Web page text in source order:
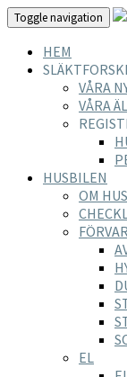
Toggle navigation
HEM
VÅRA
VÅRA
HUSBILEN
OM
EL